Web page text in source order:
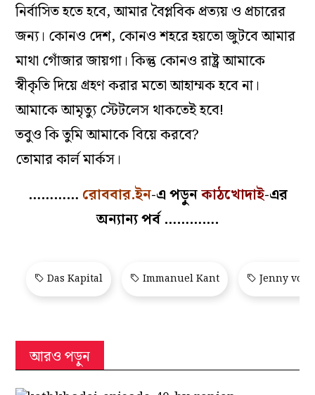
নির্বাসিত হতে হবে, আমার বৈপ্লবিক প্রত্যয় ও প্রচারের
জন্য। কোনও দেশ, কোনও শহরে হয়তো জুটবে আমার
মাথা গোঁজার জায়গা। কিন্তু কোনও রাষ্ট্র আমাকে
স্বীকৃতি দিয়ে গ্রহণ করার মতো আহাম্মক হবে না।
আমাকে আমৃত্যু স্টেটলেস থাকতেই হবে!
তবুও কি তুমি আমাকে বিয়ে করবে?
তোমার কার্ল মার্কস।
………… রোববার.ইন-এ পড়ুনকাঠখোদাই-এর
অন্যান্য পর্ব ………….
Das Kapital Immanuel Kant Jenny von
আরও পড়ুন